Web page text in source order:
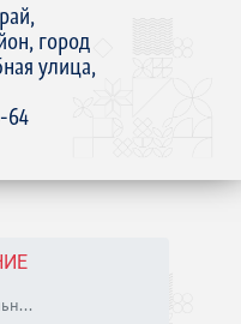
город
улица,
64